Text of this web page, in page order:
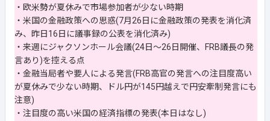
・欧米勢が夏休みで市場参加者が少ない時期
・米国の金融政策への思惑(7月26日に金融政策の発表を消化済
み、昨日16日に議事録の公表を消化済み)
・来週にジャクソンホール会議(24日～26日開催、FRB議長の発
言あり)を控える点
・金融当局者や要人による発言(FRB高官の発言への注目度高い
が夏休みで少ない時期、ドル円が145円越えで円安牽制発言にも
注意)
・注目度の高い米国の経済指標の発表(本日はなし)